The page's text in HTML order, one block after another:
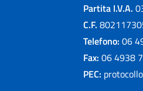
Partita I.V.A.
C.F.
Telefono: 06
Fax: 06 4938
PEC: